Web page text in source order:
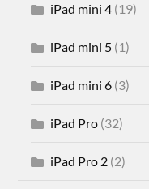
iPad mini 4 (19)
iPad mini 5 (1)
iPad mini 6 (3)
iPad Pro (32)
iPad Pro 2 (2)